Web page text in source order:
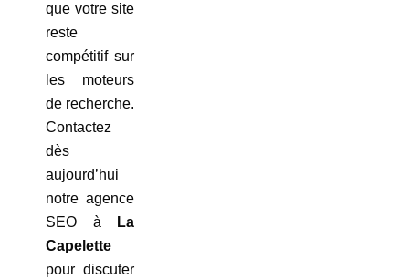
que votre site
reste
compétitif sur
les moteurs
de recherche.
Contactez
dès
aujourd’hui
notre agence
SEO à
La
Capelette
pour discuter